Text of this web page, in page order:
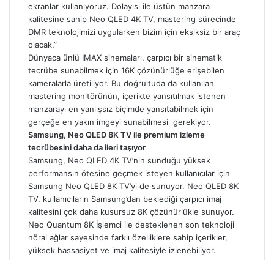
ekranlar kullanıyoruz. Dolayısı ile üstün manzara
kalitesine sahip Neo QLED 4K TV, mastering sürecinde
DMR teknolojimizi uygularken bizim için eksiksiz bir araç
olacak.”
Dünyaca ünlü IMAX sinemaları, çarpıcı bir sinematik
tecrübe sunabilmek için 16K çözünürlüğe erişebilen
kameralarla üretiliyor. Bu doğrultuda da kullanılan
mastering monitörünün, içerikte yansıtılmak istenen
manzarayı en yanlışsız biçimde yansıtabilmek için
gerçeğe en yakın imgeyi sunabilmesi gerekiyor.
Samsung, Neo QLED 8K TV ile premium izleme
tecrübesini daha da ileri taşıyor
Samsung, Neo QLED 4K TV’nin sunduğu yüksek
performansın ötesine geçmek isteyen kullanıcılar için
Samsung Neo QLED 8K TV’yi de sunuyor. Neo QLED 8K
TV, kullanıcıların Samsung’dan beklediği çarpıcı imaj
kalitesini çok daha kusursuz 8K çözünürlükle sunuyor.
Neo Quantum 8K İşlemci ile desteklenen son teknoloji
nöral ağlar sayesinde farklı özelliklere sahip içerikler,
yüksek hassasiyet ve imaj kalitesiyle izlenebiliyor.